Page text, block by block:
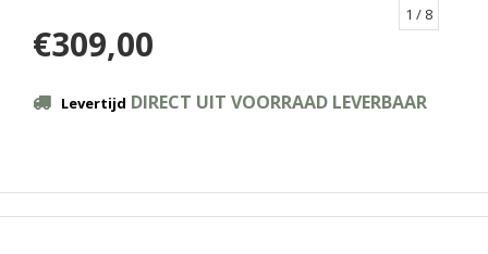
1 / 8
€309,00
Levertijd DIRECT UIT VOORRAAD LEVERBAAR